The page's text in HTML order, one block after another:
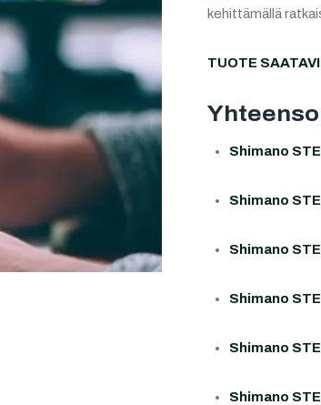
kehittämällä
TUOTE
Shimano
Shimano
Shimano
Shimano
Shimano
Shimano